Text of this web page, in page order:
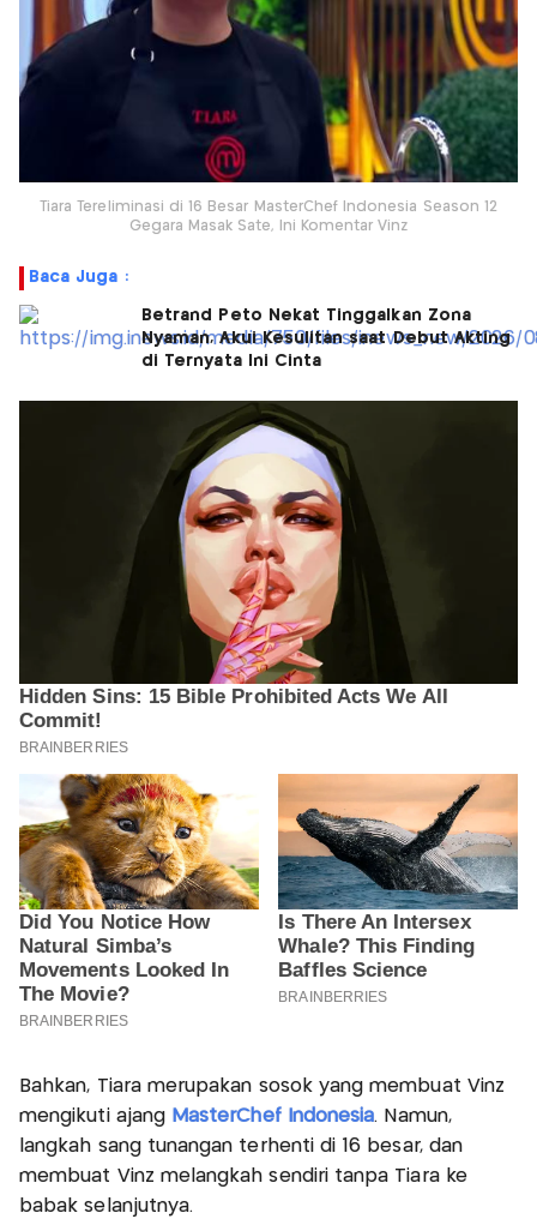
Tiara Tereliminasi di 16 Besar MasterChef Indonesia Season 12
Gegara Masak Sate, Ini Komentar Vinz
Baca Juga :
Betrand Peto Nekat Tinggalkan Zona
Nyaman, Akui Kesulitan saat Debut Akting
di Ternyata Ini Cinta
Bahkan, Tiara merupakan sosok yang membuat Vinz
mengikuti ajang MasterChef Indonesia. Namun,
langkah sang tunangan terhenti di 16 besar, dan
membuat Vinz melangkah sendiri tanpa Tiara ke
babak selanjutnya.